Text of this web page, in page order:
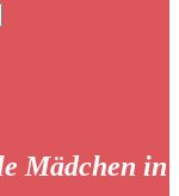
Mädchen in